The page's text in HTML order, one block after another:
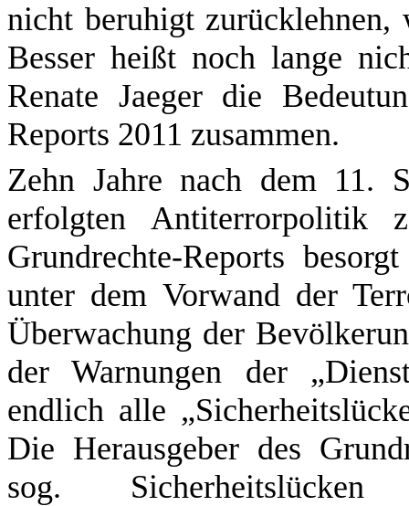
nicht beruhigt zurücklehnen,
Besser heißt noch lange
Renate Jaeger die
Reports 2011 zusammen.
Zehn Jahre nach dem 11.
erfolgten Antiterrorpolitik
Grundrechte-Reports
unter dem Vorwand der
Überwachung der
der Warnungen der
endlich alle
Die Herausgeber des
sog. Sicherheitslücken